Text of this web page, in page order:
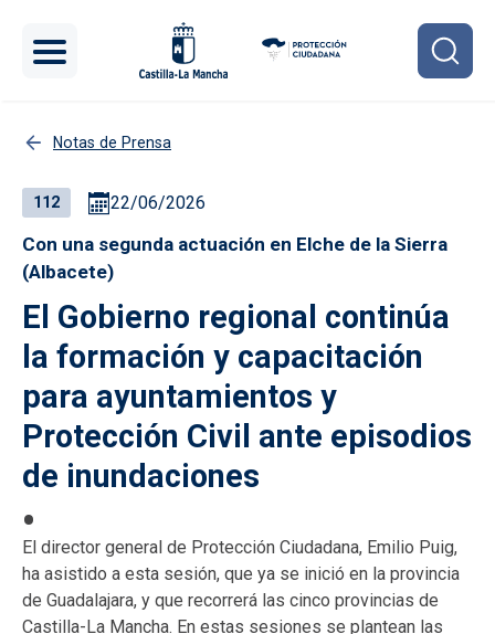
Notas de Prensa
112 22/06/2026
Con una segunda actuación en Elche de la Sierra
(Albacete)
El Gobierno regional continúa
la formación y capacitación
para ayuntamientos y
Protección Civil ante episodios
de inundaciones
El director general de Protección Ciudadana, Emilio Puig,
ha asistido a esta sesión, que ya se inició en la provincia
de Guadalajara, y que recorrerá las cinco provincias de
Castilla-La Mancha. En estas sesiones se plantean las